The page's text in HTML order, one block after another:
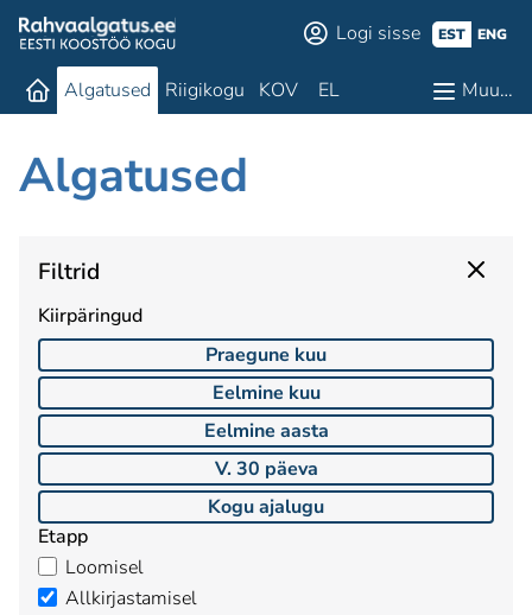
Logi sisse EST ENG
Algatused Riigikogu KOV EL Muu…
Algatused
Filtrid
Kiirpäringud
Praegune kuu
Eelmine kuu
Eelmine aasta
V. 30 päeva
Kogu ajalugu
Etapp
Loomisel
Allkirjastamisel